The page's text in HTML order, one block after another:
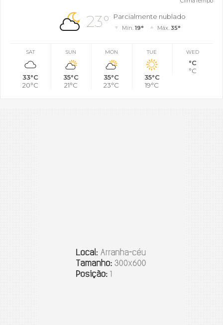
23° Parcialmente nublado
Mín.19° Máx. 35°
SAT
33°C
20°C
SUN
35°C
21°C
MON
35°C
23°C
TUE
35°C
19°C
WED
°C
°C